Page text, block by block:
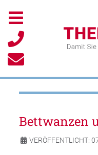
Bettwanzen
VERÖFFENTLICHT: